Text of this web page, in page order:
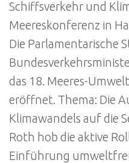
Schiffsverkehr und
Meereskonferenz in
Die Parlamentarische
das 18. Meeres-
eröffnet. Thema: Die
Klimawandels auf die
Roth hob die aktive
Einführung